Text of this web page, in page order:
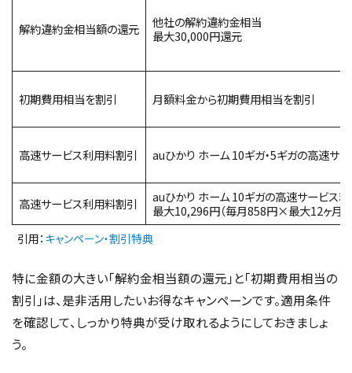
解約違約金相当額の還元
他社の解約違約金相当
最大30,000円還元
初期費用相当を割引 月額料金から初期費用相当を割引
高速サービス利用料割引 auひかり ホーム 10ギガ・5ギガの高速サ
高速サービス利用料割引
auひかり ホーム 10ギガの高速サービス利
最大10,296円（毎月858円×最大12ヶ月）
引用： キャンペーン・割引特典
特に金額の大きい「解約金相当額の還元」と「初期費用相当の
割引」は、是非活用したいお得なキャンペーンです。適用条件
を確認して、しっかり特典が受け取れるようにしておきましょ
う。